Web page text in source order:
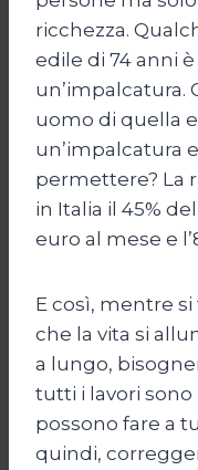
ricchezza.
edile di 74 anni
un’impalcatura.
uomo di quella
un’impalcatura
permettere? La
in Italia il 45%
euro al mese e
E così, mentre
che la vita si
a lungo,
tutti i lavori
possono fare a
quindi,